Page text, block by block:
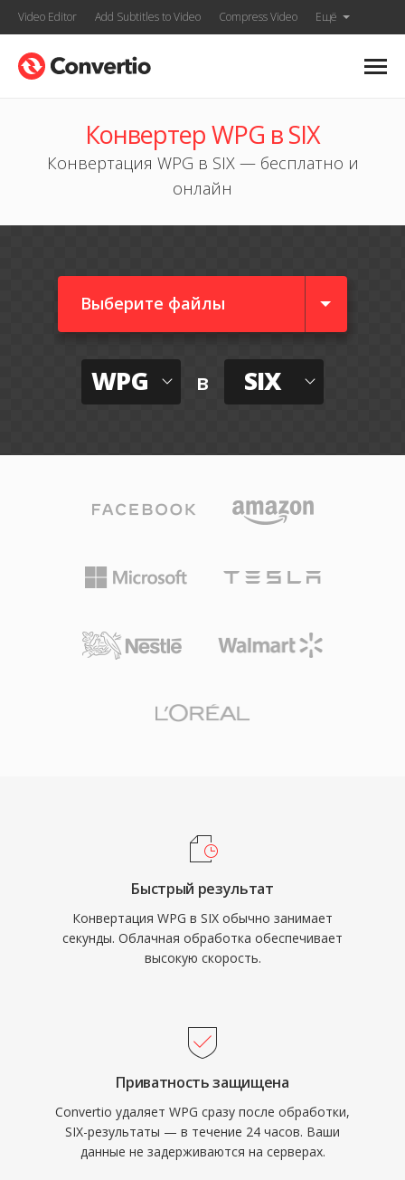
Video Editor Add Subtitles to Video Compress Video Ещё
Конвертер WPG в SIX
Конвертация WPG в SIX — бесплатно и
онлайн
Выберите файлы
WPG в SIX
Быстрый результат
Конвертация WPG в SIX обычно занимает
секунды. Облачная обработка обеспечивает
высокую скорость.
Приватность защищена
Convertio удаляет WPG сразу после обработки,
SIX-результаты — в течение 24 часов. Ваши
данные не задерживаются на серверах.